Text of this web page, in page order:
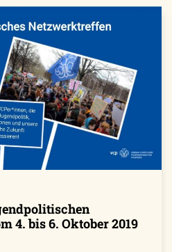
4. bis 6. Oktober 2019